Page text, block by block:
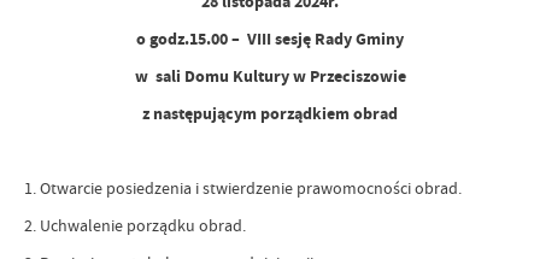
o godz.15.00 – VIII sesję Rady Gminy
w sali Domu Kultury w Przeciszowie
z następującym porządkiem obrad
1. Otwarcie posiedzenia i stwierdzenie prawomocności obrad.
2. Uchwalenie porządku obrad.